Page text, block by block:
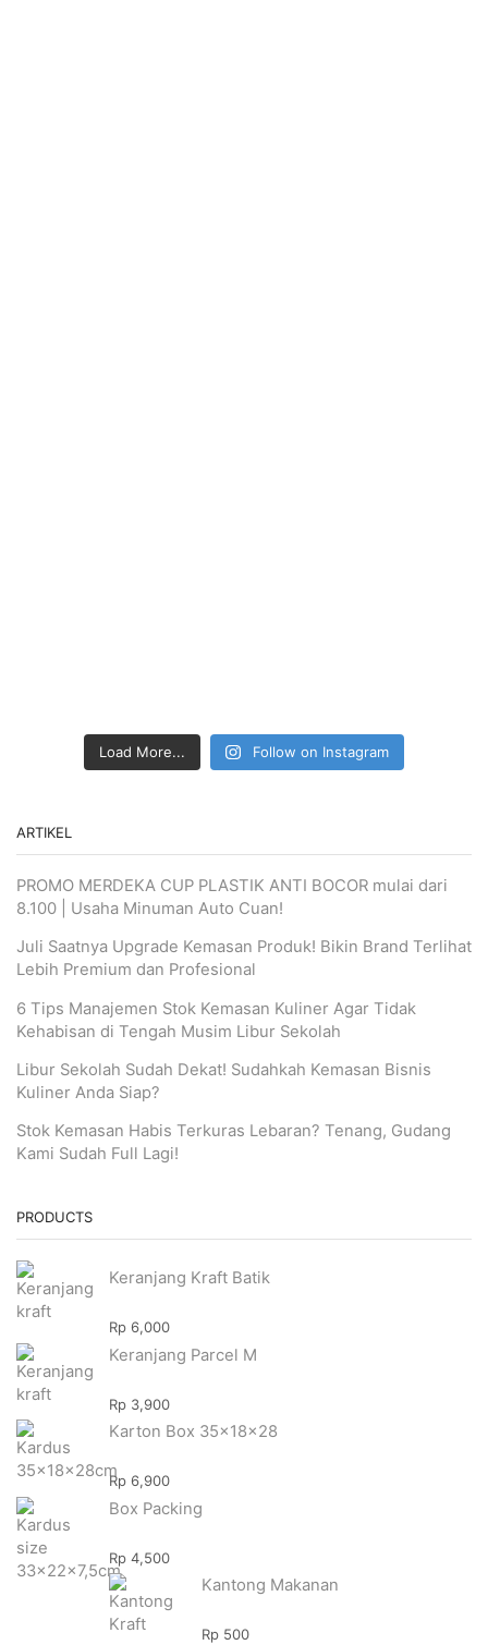
Load More... Follow on Instagram
ARTIKEL
PROMO MERDEKA CUP PLASTIK ANTI BOCOR mulai dari
8.100 | Usaha Minuman Auto Cuan!
Juli Saatnya Upgrade Kemasan Produk! Bikin Brand Terlihat
Lebih Premium dan Profesional
6 Tips Manajemen Stok Kemasan Kuliner Agar Tidak
Kehabisan di Tengah Musim Libur Sekolah
Libur Sekolah Sudah Dekat! Sudahkah Kemasan Bisnis
Kuliner Anda Siap?
Stok Kemasan Habis Terkuras Lebaran? Tenang, Gudang
Kami Sudah Full Lagi!
PRODUCTS
Keranjang Kraft Batik
Rp 6,000
Keranjang Parcel M
Rp 3,900
Karton Box 35x18x28
Rp 6,900
Box Packing
Rp 4,500
Kantong Makanan
Rp 500